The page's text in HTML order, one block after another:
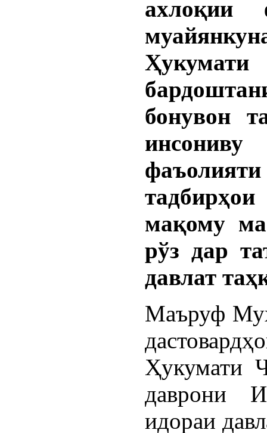
ахлоқии
бонувон
мақому
рўз дар
давлат
Маъруф
Ҳукумати
даврони
идораи